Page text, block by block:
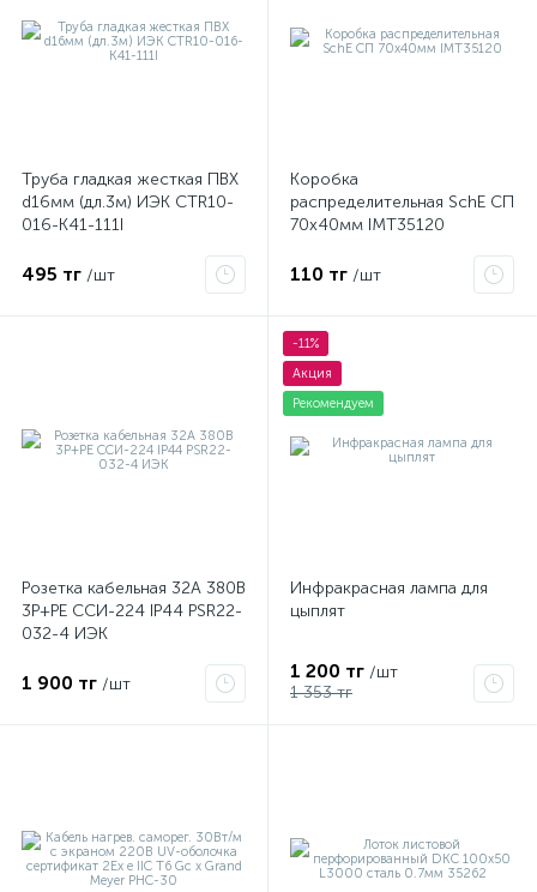
Труба гладкая жесткая ПВХ
d16мм (дл.3м) ИЭК CTR10-
016-K41-111I
495 тг /шт
Коробка
распределительная SchE СП
70х40мм IMT35120
110 тг /шт
Розетка кабельная 32А 380В
3P+PЕ ССИ-224 IP44 PSR22-
032-4 ИЭК
1 900 тг /шт
-11%
Акция
Рекомендуем
Инфракрасная лампа для
цыплят
1 200 тг /шт
1 353 тг